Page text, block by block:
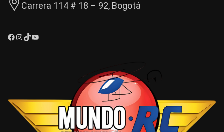
Carrera 114 # 18 – 92, Bogotá
Facebook
Instagram
TikTok
YouTube